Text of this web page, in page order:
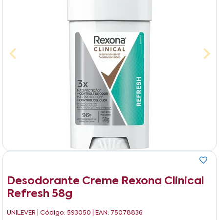
Desodorante Creme Rexona Clinical
Refresh 58g
UNILEVER | Código: 593050 | EAN: 75078836